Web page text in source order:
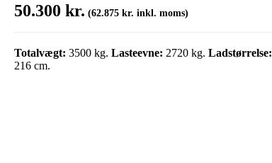
50.300 kr. (62.875 kr. inkl. moms)
Totalvægt: 3500 kg. Lasteevne: 2720 kg. Ladstørrelse:
216 cm.